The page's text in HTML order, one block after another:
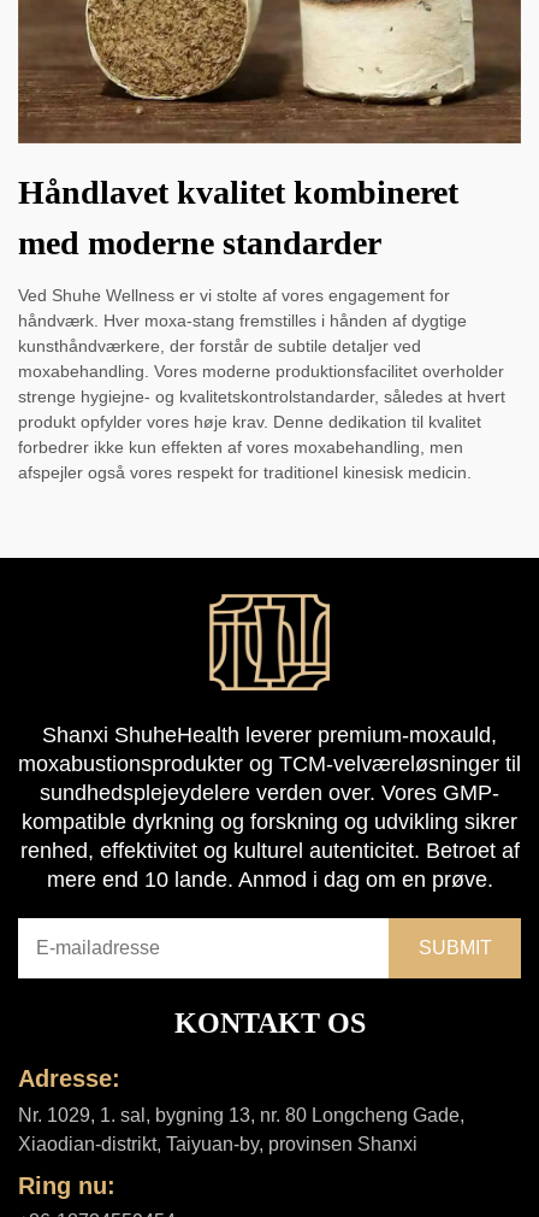
Håndlavet kvalitet kombineret
med moderne standarder
Ved Shuhe Wellness er vi stolte af vores engagement for
håndværk. Hver moxa-stang fremstilles i hånden af dygtige
kunsthåndværkere, der forstår de subtile detaljer ved
moxabehandling. Vores moderne produktionsfacilitet overholder
strenge hygiejne- og kvalitetskontrolstandarder, således at hvert
produkt opfylder vores høje krav. Denne dedikation til kvalitet
forbedrer ikke kun effekten af vores moxabehandling, men
afspejler også vores respekt for traditionel kinesisk medicin.
Shanxi ShuheHealth leverer premium-moxauld,
moxabustionsprodukter og TCM-velværeløsninger til
sundhedsplejeydelere verden over. Vores GMP-
kompatible dyrkning og forskning og udvikling sikrer
renhed, effektivitet og kulturel autenticitet. Betroet af
mere end 10 lande. Anmod i dag om en prøve.
KONTAKT OS
Adresse:
Nr. 1029, 1. sal, bygning 13, nr. 80 Longcheng Gade,
Xiaodian-distrikt, Taiyuan-by, provinsen Shanxi
Ring nu: